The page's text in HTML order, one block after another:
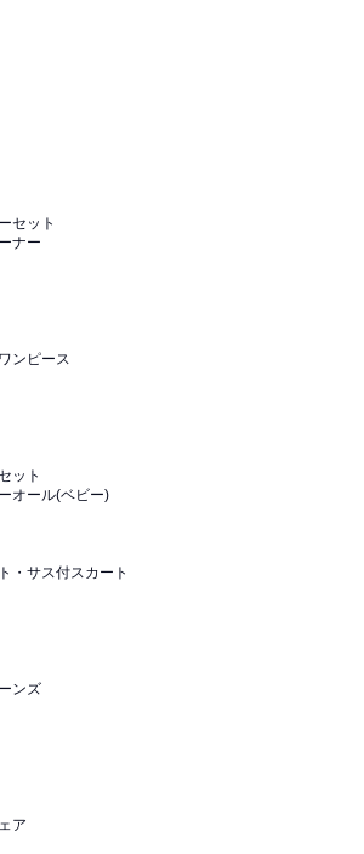
セット
ナー
ンピース
ット
オール(ベビー)
・サス付スカート
ンズ
ア